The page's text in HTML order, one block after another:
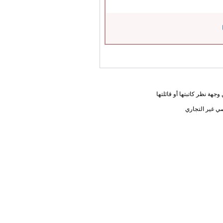
نظر كاتبتها أو قائلتها
غير التجاري